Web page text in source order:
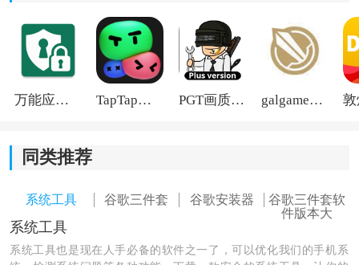
万能应用隐藏 TapTap国际版2026 PGT画质助手旧版 galgame游戏盒子2026
同类推荐
系统工具 谷歌三件套 谷歌安装器
谷歌三件套软
件版本大
系统工具
系统工具也是现在人手必备的软件之一了，可以优化我们的手机系